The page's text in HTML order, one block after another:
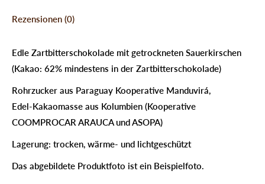
Rezensionen (0)
Edle Zartbitterschokolade mit getrockneten Sauerkirschen
(Kakao: 62% mindestens in der Zartbitterschokolade)
Rohrzucker aus Paraguay Kooperative Manduvirá,
Edel-Kakaomasse aus Kolumbien (Kooperative
COOMPROCAR ARAUCA und ASOPA)
Lagerung: trocken, wärme- und lichtgeschützt
Das abgebildete Produktfoto ist ein Beispielfoto.